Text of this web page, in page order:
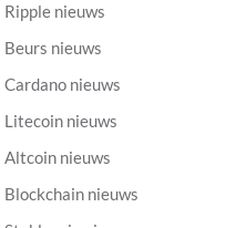
Ripple nieuws
Beurs nieuws
Cardano nieuws
Litecoin nieuws
Altcoin nieuws
Blockchain nieuws